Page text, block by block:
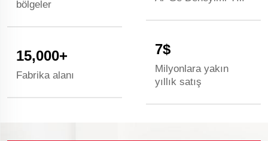
bölgeler
15,000+
Fabrika alanı
7$
Milyonlara yakın
yıllık satış